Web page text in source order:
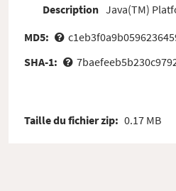
Description Java(TM)
MD5:
SHA-1:
Taille du fichier zip: 0.17 MB